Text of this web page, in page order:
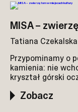
MISA –
Tatiana
Przypominamy o
kamienia: nie
kryształ górski
Zobacz